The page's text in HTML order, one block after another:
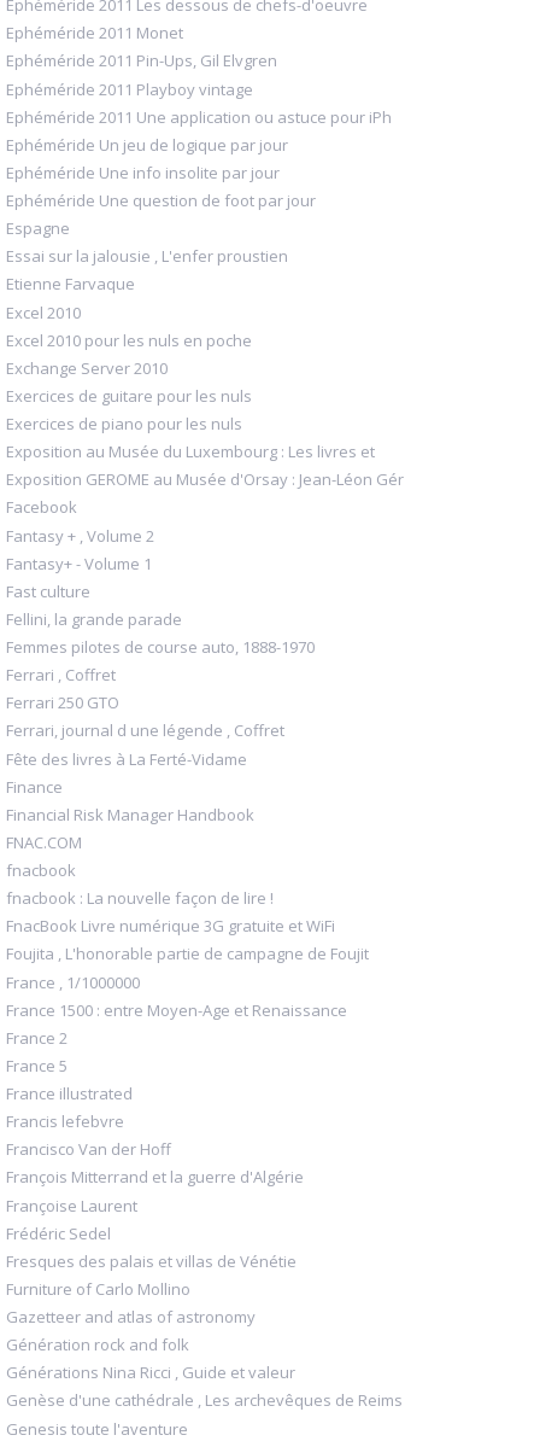
Ephéméride 2011 Les dessous de chefs-d'oeuvre
Ephéméride 2011 Monet
Ephéméride 2011 Pin-Ups, Gil Elvgren
Ephéméride 2011 Playboy vintage
Ephéméride 2011 Une application ou astuce pour iPh
Ephéméride Un jeu de logique par jour
Ephéméride Une info insolite par jour
Ephéméride Une question de foot par jour
Espagne
Essai sur la jalousie , L'enfer proustien
Etienne Farvaque
Excel 2010
Excel 2010 pour les nuls en poche
Exchange Server 2010
Exercices de guitare pour les nuls
Exercices de piano pour les nuls
Exposition au Musée du Luxembourg : Les livres et
Exposition GEROME au Musée d'Orsay : Jean-Léon Gér
Facebook
Fantasy + , Volume 2
Fantasy+ - Volume 1
Fast culture
Fellini, la grande parade
Femmes pilotes de course auto, 1888-1970
Ferrari , Coffret
Ferrari 250 GTO
Ferrari, journal d une légende , Coffret
Fête des livres à La Ferté-Vidame
Finance
Financial Risk Manager Handbook
FNAC.COM
fnacbook
fnacbook : La nouvelle façon de lire !
FnacBook Livre numérique 3G gratuite et WiFi
Foujita , L'honorable partie de campagne de Foujit
France , 1/1000000
France 1500 : entre Moyen-Age et Renaissance
France 2
France 5
France illustrated
Francis lefebvre
Francisco Van der Hoff
François Mitterrand et la guerre d'Algérie
Françoise Laurent
Frédéric Sedel
Fresques des palais et villas de Vénétie
Furniture of Carlo Mollino
Gazetteer and atlas of astronomy
Génération rock and folk
Générations Nina Ricci , Guide et valeur
Genèse d'une cathédrale , Les archevêques de Reims
Genesis toute l'aventure